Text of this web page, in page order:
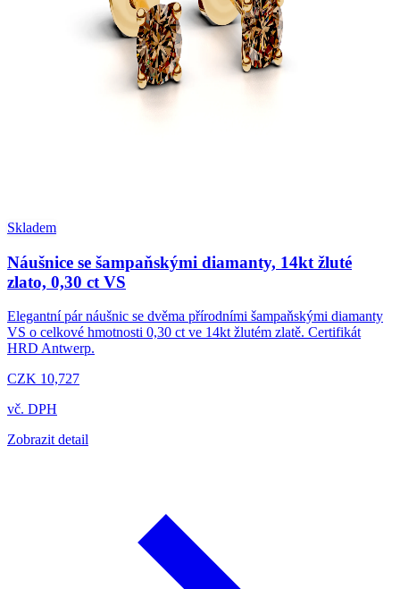
Skladem
Náušnice se šampaňskými diamanty, 14kt žluté
zlato, 0,30 ct VS
Elegantní pár náušnic se dvěma přírodními šampaňskými diamanty
VS o celkové hmotnosti 0,30 ct ve 14kt žlutém zlatě. Certifikát
HRD Antwerp.
CZK 10,727
vč. DPH
Zobrazit detail